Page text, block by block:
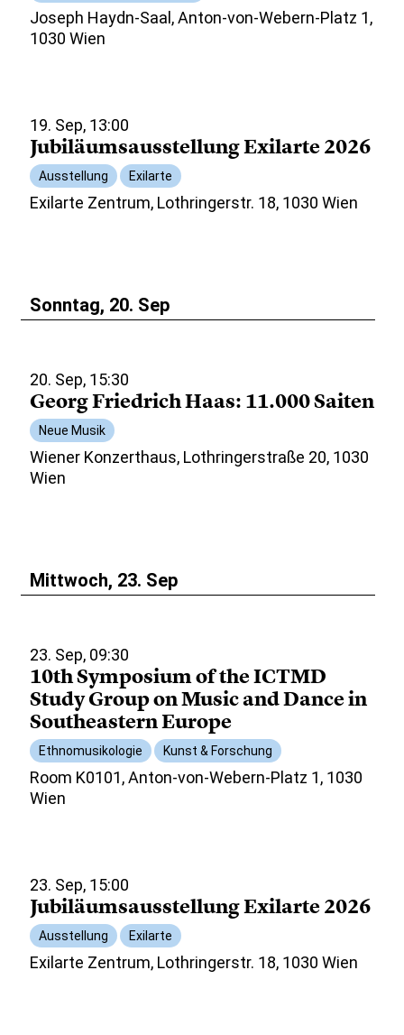
Joseph Haydn-Saal, Anton-von-Webern-Platz 1,
1030 Wien
19. Sep, 13:00
Jubiläumsausstellung Exilarte 2026
Ausstellung Exilarte
Exilarte Zentrum, Lothringerstr. 18, 1030 Wien
Sonntag, 20. Sep
20. Sep, 15:30
Georg Friedrich Haas: 11.000 Saiten
Neue Musik
Wiener Konzerthaus, Lothringerstraße 20, 1030
Wien
Mittwoch, 23. Sep
23. Sep, 09:30
10th Symposium of the ICTMD
Study Group on Music and Dance in
Southeastern Europe
Ethnomusikologie Kunst & Forschung
Room K0101, Anton-von-Webern-Platz 1, 1030
Wien
23. Sep, 15:00
Jubiläumsausstellung Exilarte 2026
Ausstellung Exilarte
Exilarte Zentrum, Lothringerstr. 18, 1030 Wien